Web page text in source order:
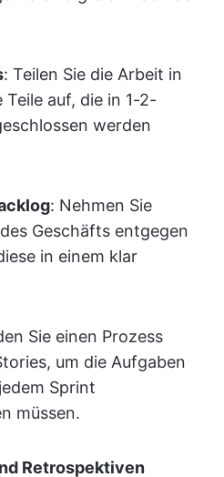
: Teilen Sie die Arbeit in
auf, die in 1-2-
werden
: Nehmen Sie
Geschäfts entgegen
in einem klar
Sie einen Prozess
um die Aufgaben
Sprint
müssen.
Retrospektiven